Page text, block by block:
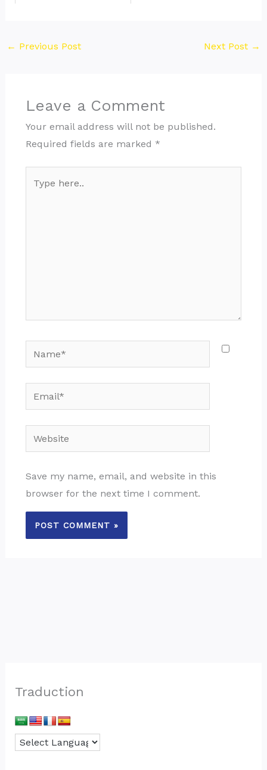
← Previous Post Next Post →
Leave a Comment
Your email address will not be published.
Required fields are marked *
Name*
Email*
Website
Save my name, email, and website in this
browser for the next time I comment.
Traduction